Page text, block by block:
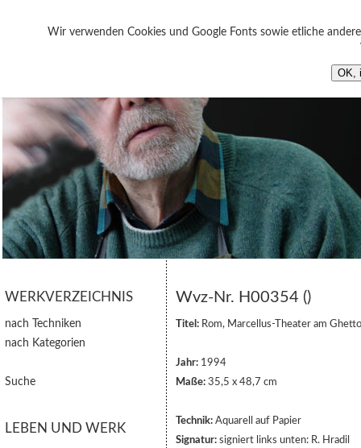
Wir verwenden Cookies und Google Fonts sowie etliche
OK,
WERKVERZEICHNIS
nach Techniken
nach Kategorien
Suche
LEBEN UND WERK
Wvz-Nr. H00354 ()
Titel: Rom, Marcellus-Theater am Ghetto
Jahr: 1994
Maße: 35,5 x 48,7 cm
Technik: Aquarell auf Papier
Signatur: signiert links unten: R. Hradil